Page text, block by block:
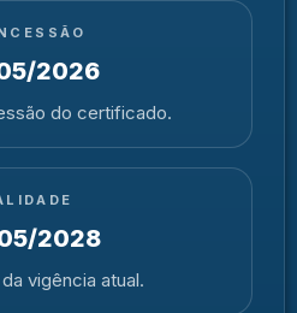
2026
do certificado.
2028
vigência atual.